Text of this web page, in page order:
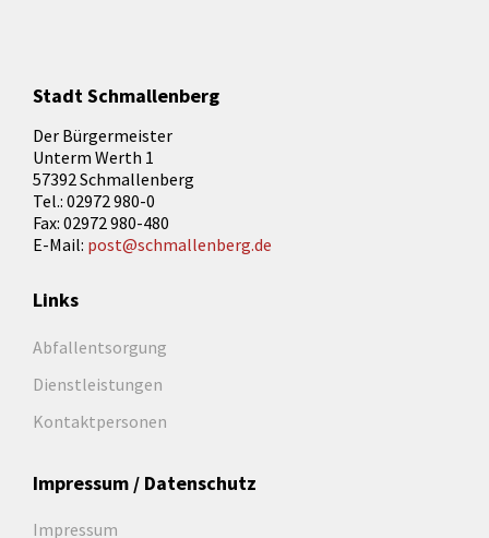
Stadt Schmallenberg
Der Bürgermeister
Unterm Werth 1
57392 Schmallenberg
Tel.: 02972 980-0
Fax: 02972 980-480
E-Mail: post@schmallenberg.de
Links
Abfallentsorgung
Dienstleistungen
Kontaktpersonen
Impressum / Datenschutz
Impressum